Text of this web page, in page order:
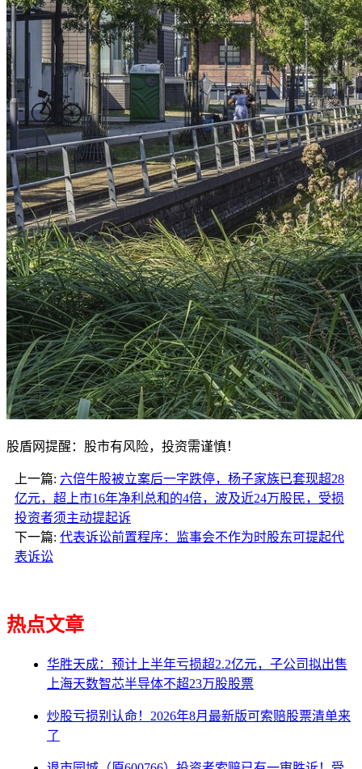
股盾网提醒：股市有风险，投资需谨慎！
上一篇: 六倍牛股被立案后一字跌停，杨子家族已套现超28
亿元，超上市16年净利总和的4倍，波及近24万股民，受损
投资者须主动提起诉
下一篇: 代表诉讼前置程序：监事会不作为时股东可提起代
表诉讼
热点文章
华胜天成：预计上半年亏损超2.2亿元，子公司拟出售
上海天数智芯半导体不超23万股股票
炒股亏损别认命！2026年8月最新版可索赔股票清单来
了